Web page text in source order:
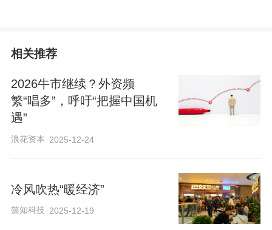
点。同时，冰雪经济的火热，推动了相关
产业链的发展，旅游、酒店、餐饮、交通
等行业在春节期间均迎来了客流高峰。
在拥有深厚冰雪基因的黑龙江省，春节假
（除夕）到2月4日（正月初七），第二十
六届哈尔滨冰雪大世界累计接待游客超61
万人次，其中2月1日入园游客数量突破10
相关推荐
2026牛市继续？外资频
繁“唱多”，呼吁“把握中国机
遇”
浪花资本 2025-12-24
冷风吹热“暖经济”
藻知科技 2025-12-19